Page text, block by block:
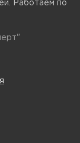
Работаем по